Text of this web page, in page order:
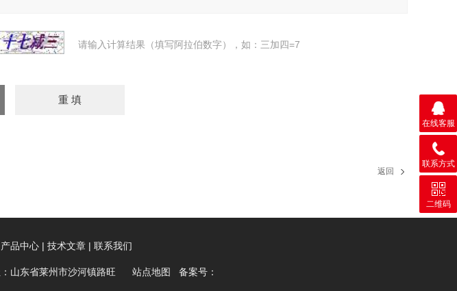
请输入计算结果（填写阿拉伯数字），如：三加四=7
返回
产品中心 | 技术文章 | 联系我们
：山东省莱州市沙河镇路旺 站点地图 备案号：
在线客服
联系方式
二维码